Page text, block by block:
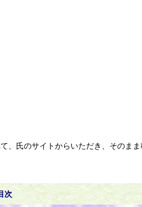
、氏のサイトからいただき、そのま
次